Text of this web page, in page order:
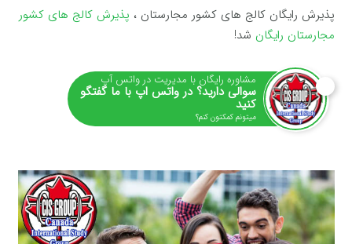
پذیرش رایگان کالج های کشور مجارستان ، پذیرش کالج های کشور
مجارستان رایگان شد!
مشاوره رایگان با مدیریت در واتس آپ
سوالی دارید؟ در واتس اپ با ما گفتگو
کنید
میتونم کمکتون کنم؟